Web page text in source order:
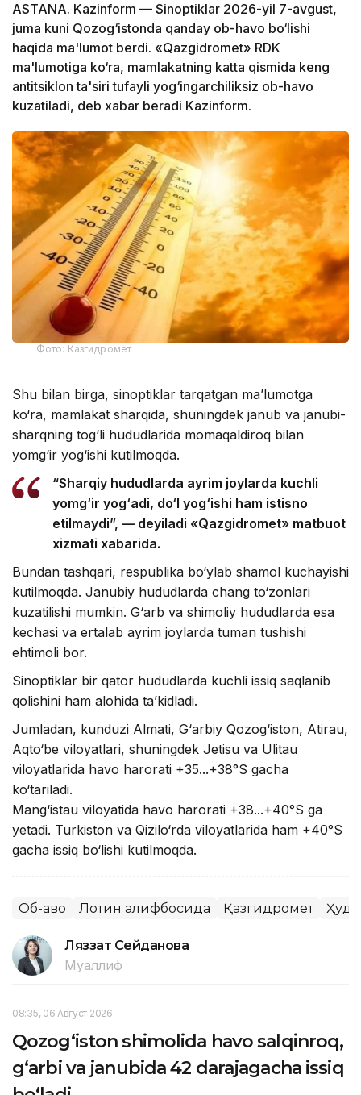
ASTANA. Kazinform — Sinoptiklar 2026-yil 7-avgust,
juma kuni Qozog‘istonda qanday ob-havo bo‘lishi
haqida ma'lumot berdi. «Qazgidromet» RDK
ma'lumotiga ko‘ra, mamlakatning katta qismida keng
antitsiklon ta'siri tufayli yog‘ingarchiliksiz ob-havo
kuzatiladi, deb xabar beradi Kazinform.
Фото: Казгидромет
Shu bilan birga, sinoptiklar tarqatgan ma’lumotga
ko‘ra, mamlakat sharqida, shuningdek janub va janubi-
sharqning tog‘li hududlarida momaqaldiroq bilan
yomg‘ir yog‘ishi kutilmoqda.
“Sharqiy hududlarda ayrim joylarda kuchli
yomg‘ir yog‘adi, do‘l yog‘ishi ham istisno
etilmaydi”, — deyiladi «Qazgidromet» matbuot
xizmati xabarida.
Bundan tashqari, respublika bo‘ylab shamol kuchayishi
kutilmoqda. Janubiy hududlarda chang to‘zonlari
kuzatilishi mumkin. G‘arb va shimoliy hududlarda esa
kechasi va ertalab ayrim joylarda tuman tushishi
ehtimoli bor.
Sinoptiklar bir qator hududlarda kuchli issiq saqlanib
qolishini ham alohida ta’kidladi.
Jumladan, kunduzi Almati, G‘arbiy Qozog‘iston, Atirau,
Aqto‘be viloyatlari, shuningdek Jetisu va Ulitau
viloyatlarida havo harorati +35...+38°S gacha
ko‘tariladi.
Mang‘istau viloyatida havo harorati +38...+40°S ga
yetadi. Turkiston va Qizilo‘rda viloyatlarida ham +40°S
gacha issiq bo‘lishi kutilmoqda.
Об-ҳаво Лотин алифбосида Қазгидромет
Ляззат Сейданова
Муаллиф
08:35, 06 Август 2026
Qozog‘iston shimolida havo salqinroq,
g‘arbi va janubida 42 darajagacha issiq